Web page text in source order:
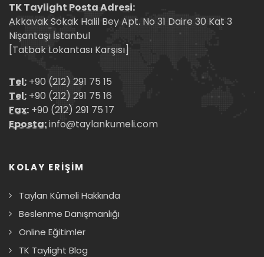
TK Taylight Posta Adresi:
Akkavak Sokak Halil Bey Apt. No 31 Daire 30 Kat 3
Nişantaşı İstanbul
[Tatbak Lokantası Karşısı]
Tel: +90 (212) 291 75 15
Tel: +90 (212) 291 75 16
Fax: +90 (212) 291 75 17
Eposta:info@taylankumeli.com
KOLAY ERİŞİM
Taylan Kümeli Hakkında
Beslenme Danışmanlığı
Online Eğitimler
TK Taylight Blog